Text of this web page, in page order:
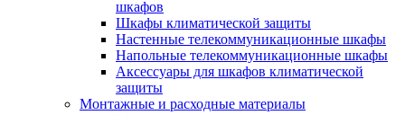
шкафов
Шкафы климатической защиты
Настенные телекоммуникационные шкафы
Напольные телекоммуникационные шкафы
Аксессуары для шкафов климатической
защиты
Монтажные и расходные материалы